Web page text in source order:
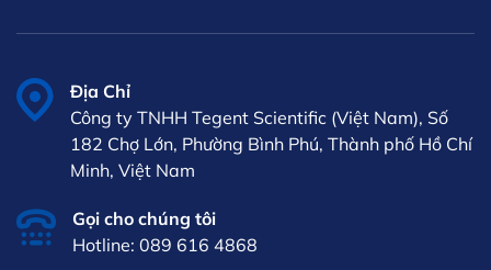
Địa Chỉ
Công ty TNHH Tegent Scientific (Việt Nam), Số
182 Chợ Lớn, Phường Bình Phú, Thành phố Hồ Chí
Minh, Việt Nam
Gọi cho chúng tôi
Hotline: 089 616 4868